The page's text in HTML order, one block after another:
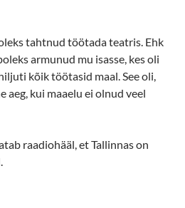
tahtnud töötada teatris. Ehk
armunud mu isasse, kes oli
kõik töötasid maal. See oli,
aeg, kui maaelu ei olnud veel
raadiohääl, et Tallinnas on